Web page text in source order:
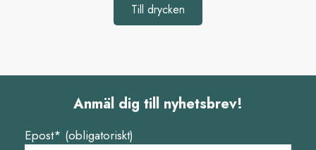
Till drycken
Anmäl dig till nyhetsbrev!
Epost* (obligatoriskt)